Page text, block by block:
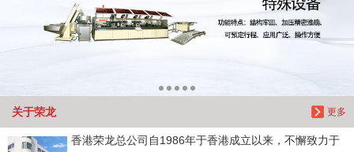
更多
关于荣龙
香港荣龙总公司自1986年于香港成立以来，不懈致力于